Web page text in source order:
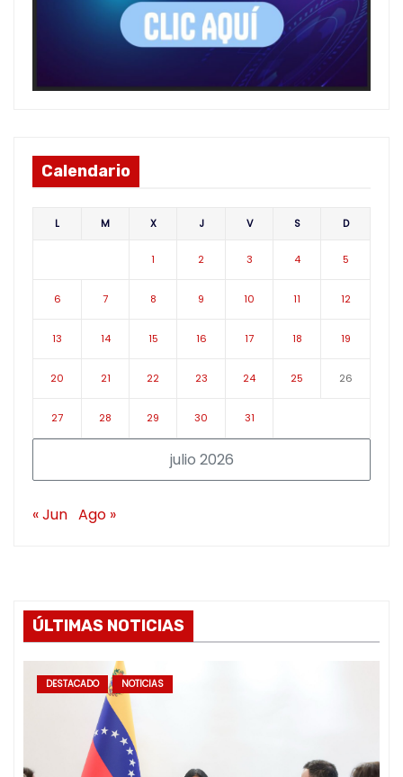
Calendario
julio 2026
L M X J V S D
1 2 3 4 5
6 7 8 9 10 11 12
13 14 15 16 17 18 19
20 21 22 23 24 25 26
27 28 29 30 31
« Jun Ago »
ÚLTIMAS NOTICIAS
DESTACADO NOTICIAS